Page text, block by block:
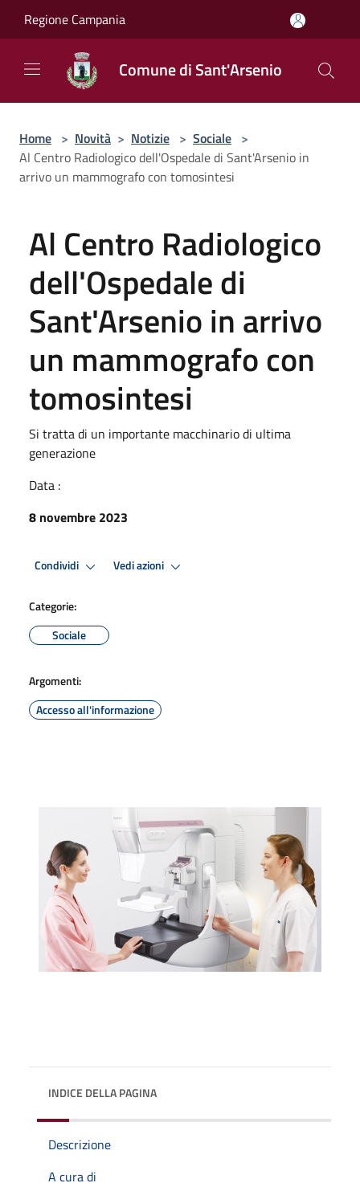
Regione Campania
Comune di Sant'Arsenio
Home > Novità > Notizie > Sociale >
Al Centro Radiologico dell'Ospedale di Sant'Arsenio in
arrivo un mammografo con tomosintesi
Al Centro Radiologico
dell'Ospedale di
Sant'Arsenio in arrivo
un mammografo con
tomosintesi
Si tratta di un importante macchinario di ultima
generazione
Data :
8 novembre 2023
Condividi Vedi azioni
Categorie:
Sociale
Argomenti:
Accesso all'informazione
INDICE DELLA PAGINA
Descrizione
A cura di